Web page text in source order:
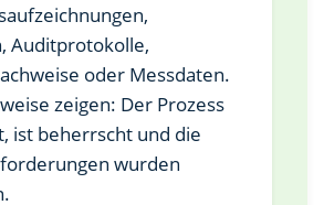
Auditprotokolle,
oder Messdaten.
zeigen: Der Prozess
ist beherrscht und die
wurden